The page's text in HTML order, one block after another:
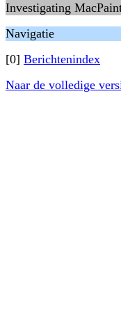
Investigating
Navigatie
[0] Berichtenindex
Naar de volledige